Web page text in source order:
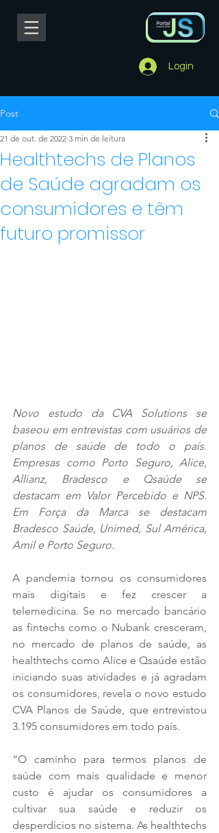
Login
Post
Healthtechs de Planos
de Saúde agradam os
consumidores e têm
futuro promissor
21 de out. de 2022 3 min de leitura
Novo estudo da CVA Solutions se
baseou em entrevistas com usuários de
planos de saúde de todo o país.
Empresas como Porto Seguro, Alice,
Allianz, Bradesco e Qsaúde se
destacam em Valor Percebido e NPS.
Em Força da Marca se destacam
Bradesco Saúde, Unimed, Sul América,
Amil e Porto Seguro.
A pandemia tornou os consumidores
mais digitais e fez crescer a
telemedicina. Se no mercado bancário
as fintechs como o Nubank cresceram,
no mercado de planos de saúde, as
healthtechs como Alice e Qsaúde estão
iniciando suas atividades e já agradam
os consumidores, revela o novo estudo
CVA Planos de Saúde, que entrevistou
3.195 consumidores em todo país.
“O caminho para termos planos de
saúde com mais qualidade e menor
custo é ajudar os consumidores a
cultivar sua saúde e reduzir os
desperdícios no sistema. As healthtechs